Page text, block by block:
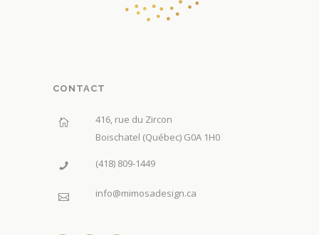
CONTACT
416, rue du Zircon
Boischatel (Québec) G0A 1H0
(418) 809-1449
info@mimosadesign.ca